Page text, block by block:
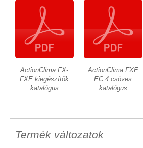
ActionClima FX-
FXE kiegészítők
katalógus
ActionClima FXE
EC 4 csöves
katalógus
Termék változatok